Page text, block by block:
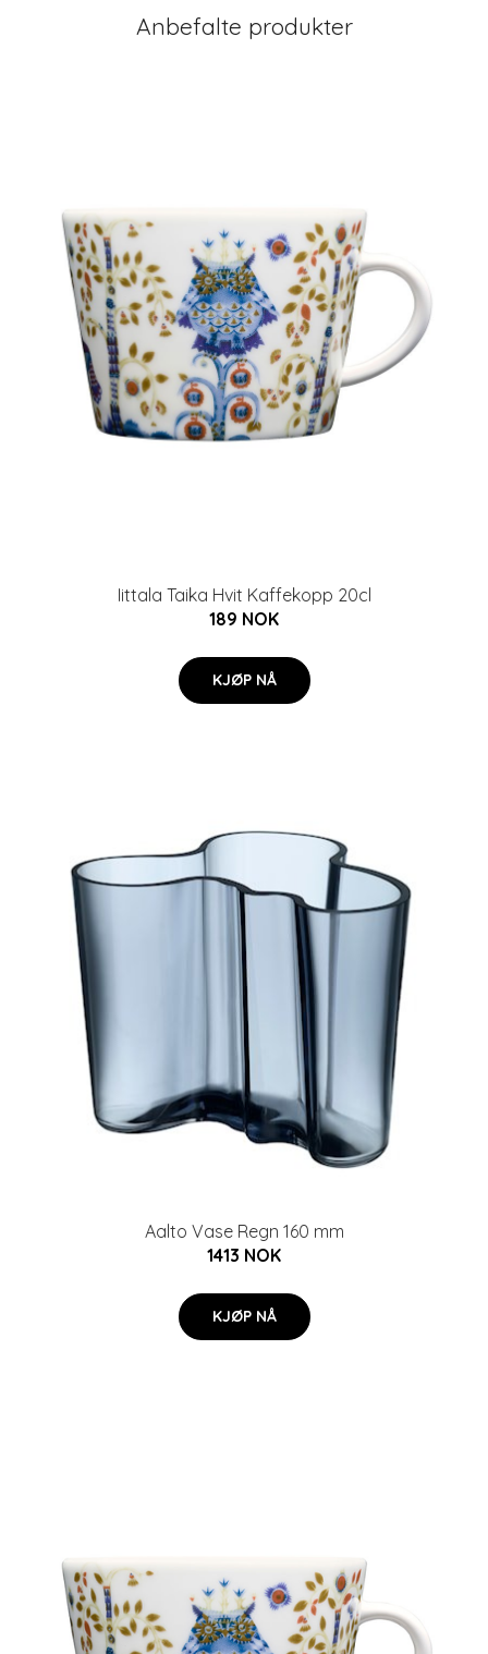
Anbefalte produkter
Iittala Taika Hvit Kaffekopp 20cl
189 NOK
KJØP NÅ
Aalto Vase Regn 160 mm
1413 NOK
KJØP NÅ